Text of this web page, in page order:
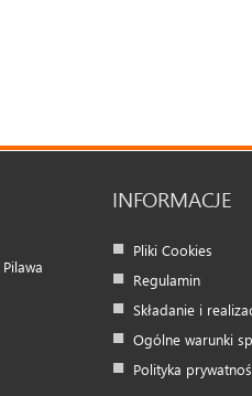
Pilawa
INFORMACJE
Pliki Cookies
Regulamin
Składanie i
Ogólne warunki
Polityka